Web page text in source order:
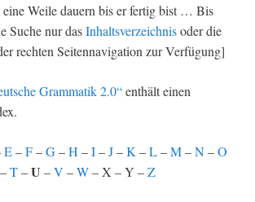
Weile dauern bis er fertig bist … Bis
Suche nur dasInhaltsverzeichnisoder die
rechten Seitennavigation zur Verfügung]
Grammatik 2.0“enthält einen
E–F–G–H –I–J–K –L–M–N–O
–T–U –V –W– X – Y –Z